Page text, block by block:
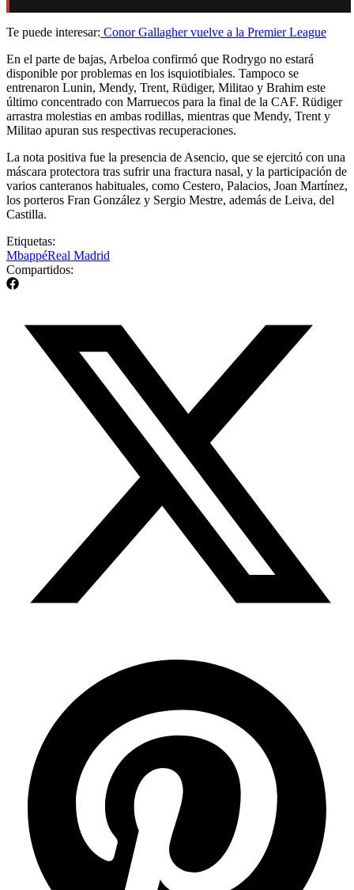
Te puede interesar: Conor Gallagher vuelve a la Premier League
En el parte de bajas, Arbeloa confirmó que Rodrygo no estará
disponible por problemas en los isquiotibiales. Tampoco se
entrenaron Lunin, Mendy, Trent, Rüdiger, Militao y Brahim este
último concentrado con Marruecos para la final de la CAF. Rüdiger
arrastra molestias en ambas rodillas, mientras que Mendy, Trent y
Militao apuran sus respectivas recuperaciones.
La nota positiva fue la presencia de Asencio, que se ejercitó con una
máscara protectora tras sufrir una fractura nasal, y la participación de
varios canteranos habituales, como Cestero, Palacios, Joan Martínez,
los porteros Fran González y Sergio Mestre, además de Leiva, del
Castilla.
Etiquetas:
MbappéReal Madrid
Compartidos: